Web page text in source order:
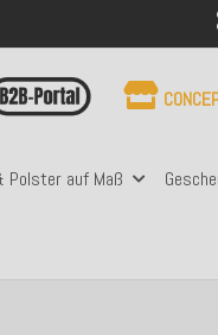
Polster auf Maß